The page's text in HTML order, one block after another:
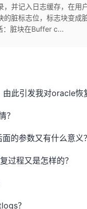
并记入日志缓存，在用
脏标志位，标志块变成
：脏块在Buffer c...
此引发我对oracle恢
？
的参数又有什么意义？
过程又是怎样的？
？